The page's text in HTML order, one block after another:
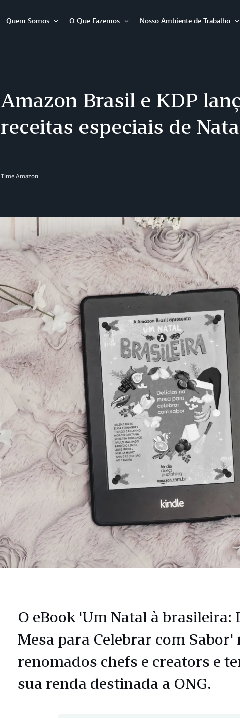
Quem Somos
O Que Fazemos
Nosso Ambiente de Trabalho
Amazon Brasil e KDP
receitas especiais de
Time Amazon
O eBook 'Um Natal à brasileira:
Mesa para Celebrar com Sabor'
renomados chefs e creators e
sua renda destinada a ONG.